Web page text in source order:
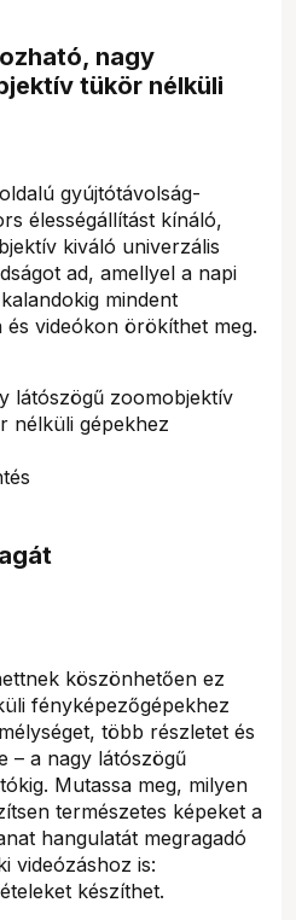
nagy
tükör nélküli
gyújtótávolság-
élességállítást kínáló,
kiváló univerzális
ad, amellyel a napi
mindent
videókon örökíthet meg.
látószögű zoomobjektív
nélküli gépekhez
köszönhetően ez
fényképezőgépekhez
több részletet és
– a nagy látószögű
Mutassa meg, milyen
természetes képeket a
hangulatát megragadó
videózáshoz is:
készíthet.